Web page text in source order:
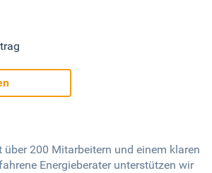
200 Mitarbeitern und einem klaren
Energieberater unterstützen wir